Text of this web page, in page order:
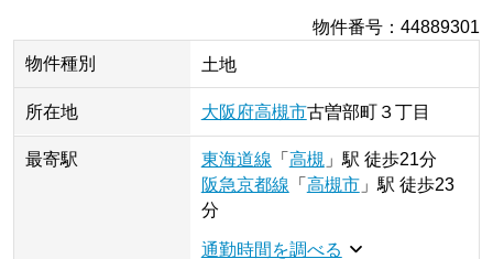
物件番号 ：44889301
物件種別
土地
所在地 大阪府高槻市古曽部町３丁目
最寄駅 東海道線 「 高槻 」 駅 徒歩21分
阪急京都線 「 高槻市」 駅 徒歩23
分
通勤時間を調べる